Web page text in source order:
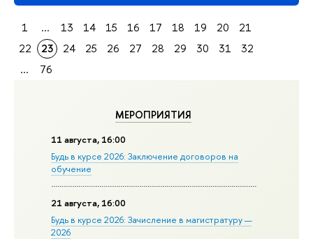
МЕРОПРИЯТИЯ
11 августа, 16:00
Будь в курсе 2026: Заключение договоров на
обучение
21 августа, 16:00
Будь в курсе 2026: Зачисление в магистратуру —
2026
1 ... 13 14 15 16 17 18 19 20
21
22
23 24 25 26 27 28 29 30 31
32
...
76